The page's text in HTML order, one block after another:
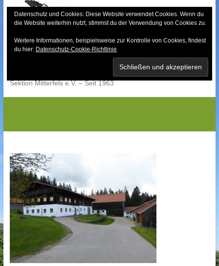
content
Bayerischer Wald-
Sektion Mitterfels e.V. – Seit 1963
Datenschutz und Cookies: Diese Website verwendet Cookies. Wenn du
die Website weiterhin nutzt, stimmst du der Verwendung von Cookies zu.
Weitere Informationen, beispielsweise zur Kontrolle von Cookies, findest
du hier: Datenschutz-Cookie-Richtlinie